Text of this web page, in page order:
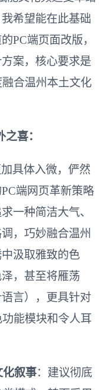
希望能在此基础
PC端页面改版，
案，核心要求是
合温州本土文化
喜：
加具体入微，俨然
端网页革新策略
一种简洁大气、
，巧妙融合温州
汲取雅致的色
，甚至将雁荡
言），更具针对
能模块和令人耳
化叙事：建议彻底